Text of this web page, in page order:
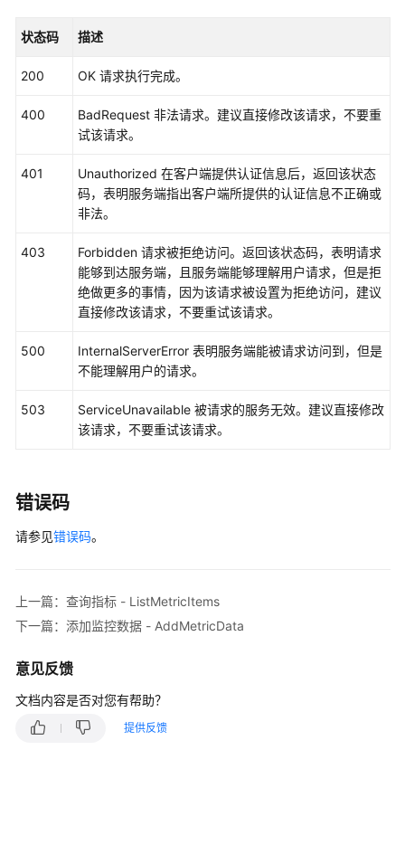
                .withRegion(AomRegion.valueOf(
ShowMetricsDataRequest
        List<String> listbodyStatistics =
new
        listbodyStatistics.add(
        listbodyStatistics.add(
"sum" );
        List<Dimension> listMetricsDimensions =
        listMetricsDimensions.add(
                .withName(
"appName")
                .withValue(
"aomApp"
        );
List<MetricQueryMetricParam>
new
MetricQueryMetricParam()
                .withMetricName(
"cpuUsage")
                .withNamespace(
"PAAS.CONTAINER"
        );
        body.withPeriod(
        request.withBody(body);
        }
catch
(ConnectionException e) {
        }
            e.printStackTrace();
        }
catch (ServiceResponseException e) {
            e.printStackTrace();
状态码 描述
200 OK 请求执行完成。
400
BadRequest 非法请求。建议直接修改该请求，不要重
试该请求。
401
Unauthorized 在客户端提供认证信息后，返回该状态
码，表明服务端指出客户端所提供的认证信息不正确或
非法。
403
Forbidden 请求被拒绝访问。返回该状态码，表明请求
能够到达服务端，且服务端能够理解用户请求，但是拒
绝做更多的事情，因为该请求被设置为拒绝访问，建议
直接修改该请求，不要重试该请求。
500
InternalServerError 表明服务端能被请求访问到，但是
不能理解用户的请求。
503
ServiceUnavailable 被请求的服务无效。建议直接修改
该请求，不要重试该请求。
错误码
请参见错误码。
上一篇：查询指标 - ListMetricItems
下一篇：添加监控数据 - AddMetricData
意见反馈
文档内容是否对您有帮助？
提供反馈